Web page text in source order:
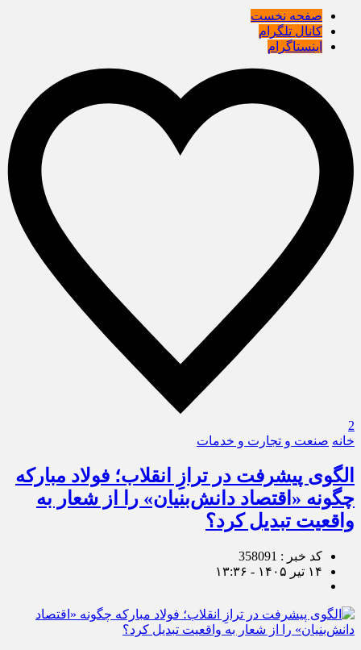
صفحه نخست
کانال تلگرام
اینستاگرام
2
خانه صنعت و تجارت و خدمات
الگوی پیشرفت در ترازِ انقلاب؛ فولاد مبارکه
چگونه «اقتصاد دانش‌بنیان» را از شعار به
واقعیت تبدیل کرد؟
کد خبر : 358091
۱۴ تیر ۱۴۰۵ - ۱۳:۳۶